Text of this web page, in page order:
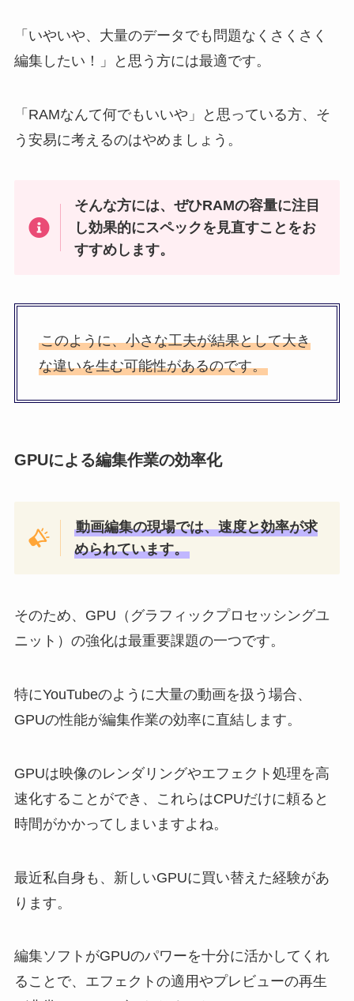
「いやいや、大量のデータでも問題なくさくさく
編集したい！」と思う方には最適です。
「RAMなんて何でもいいや」と思っている方、そ
う安易に考えるのはやめましょう。
そんな方には、ぜひRAMの容量に注目
し効果的にスペックを見直すことをお
すすめします。
このように、小さな工夫が結果として大き
な違いを生む可能性があるのです。
GPUによる編集作業の効率化
動画編集の現場では、速度と効率が求
められています。
そのため、GPU（グラフィックプロセッシングユ
ニット）の強化は最重要課題の一つです。
特にYouTubeのように大量の動画を扱う場合、
GPUの性能が編集作業の効率に直結します。
GPUは映像のレンダリングやエフェクト処理を高
速化することができ、これらはCPUだけに頼ると
時間がかかってしまいますよね。
最近私自身も、新しいGPUに買い替えた経験があ
ります。
編集ソフトがGPUのパワーを十分に活かしてくれ
ることで、エフェクトの適用やプレビューの再生